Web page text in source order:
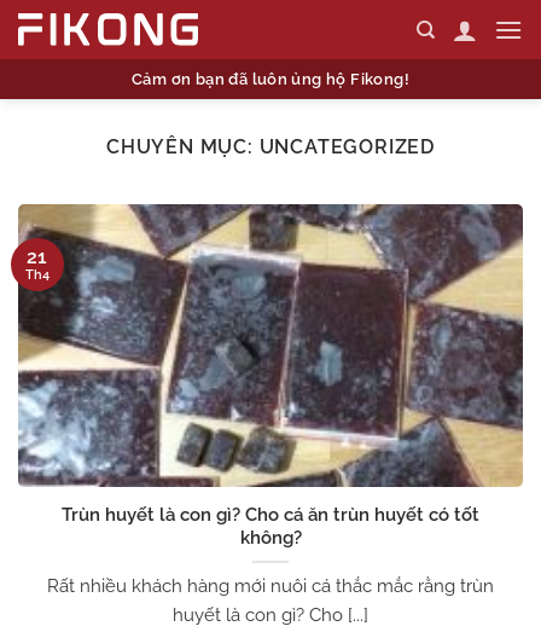
Skip
Cảm ơn bạn đã luôn ủng hộ Fikong!
CHUYÊN MỤC: UNCATEGORIZED
Trùn huyết là con gì? Cho cá ăn trùn huyết có tốt
không?
Rất nhiều khách hàng mới nuôi cá thắc mắc rằng trùn
huyết là con gì? Cho [...]
21
Th4